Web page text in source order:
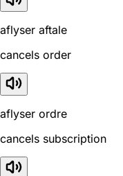
aflyser aftale
cancels order
aflyser ordre
cancels subscription